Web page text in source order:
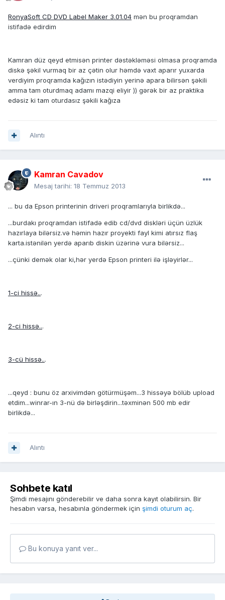
RonyaSoft CD DVD Label Maker 3.01.04 mən bu proqramdan
istifadə edirdim
Kamran düz qeyd etmisən printer dəstəkləməsi olmasa proqramda
diskə şəkil vurmaq bir az çətin olur həmdə vaxt aparır yuxarda
verdiyim proqramda kağızın istədiyin yerinə apara bilirsən şəkili
amma tam oturdmaq adamı mazqi eliyir )) gərək bir az praktika
edəsiz ki tam oturdasız şəkili kağıza
Alıntı
Kamran Cavadov
Mesaj tarihi: 18 Temmuz 2013
... bu da Epson printerinin driveri proqramlarıyla birlikdə...
...burdakı proqramdan istifadə edib cd/dvd diskləri üçün üzlük
hazırlaya bilərsiz.və həmin hazır proyekti fayl kimi atırsız flaş
karta.istənilən yerdə aparıb diskin üzərinə vura bilərsiz...
...çünki demək olar ki,hər yerdə Epson printeri ilə işləyirlər...
1-ci hissə...
2-ci hissə...
3-cü hissə...
...qeyd : bunu öz arxivimdən götürmüşəm...3 hissəyə bölüb upload
etdim...winrar-ın 3-nü də birləşdirin...təxminən 500 mb edir
birlikdə...
Alıntı
Sohbete katıl
Şimdi mesajını gönderebilir ve daha sonra kayıt olabilirsin. Bir
hesabın varsa, hesabınla göndermek için şimdi oturum aç.
Bu konuya yanıt ver...